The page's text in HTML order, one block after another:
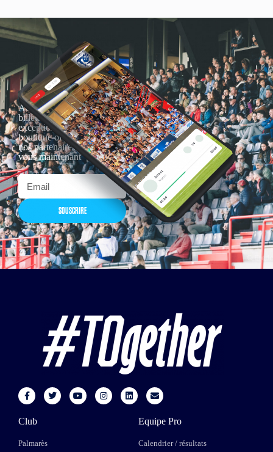
Actualités, nouveautés,
billetterie, remises
exceptionnelles dans la
boutique officielles & chez
nos partenaires… Inscrivez-
vous maintenant
SOUSCRIRE
Club
Palmarès
Equipe Pro
Calendrier / résultats